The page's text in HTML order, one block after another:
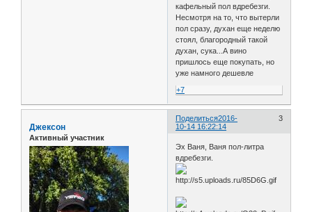
кафельный пол вдребезги.
Несмотря на то, что вытерли
пол сразу, духан еще неделю
стоял, благородный такой
духан, сука...А вино
пришлось еще покупать, но
уже намного дешевле
+7
Поделиться 3
2016-
10-14 16:22:14
Джексон
Активный участник
Эх Ваня, Ваня пол-литра
вдребезги.